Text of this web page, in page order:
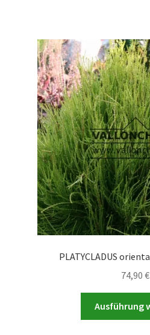
PLATYCLADUS
74,90 €
Ausführung